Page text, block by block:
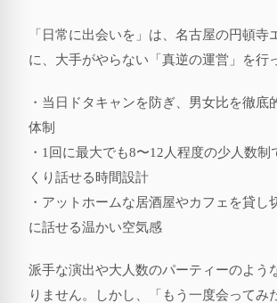
「日常に出会いを」は、名古屋の円頓寺
に、大手がやらない「真逆の運営」を行
・当日ドタキャンを防ぎ、男女比を徹底
体制
・1回に最大でも8〜12人程度の少人数制
くり話せる時間設計
・アットホームな居酒屋やカフェを貸し
に話せる温かい空気感
派手な演出や大人数のパーティーのよう
りません。しかし、「もう一度会ってみ